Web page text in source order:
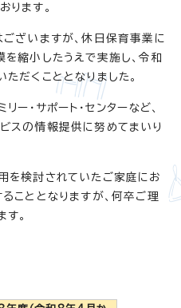
ります。
ざいますが、休日保育事業に
縮小したうえで実施し、令和
だくこととなりました。
ー・サポート・センターなど、
スの情報提供に努めてまいり
を検討されていたご家庭にお
こととなりますが、何卒ご理
。